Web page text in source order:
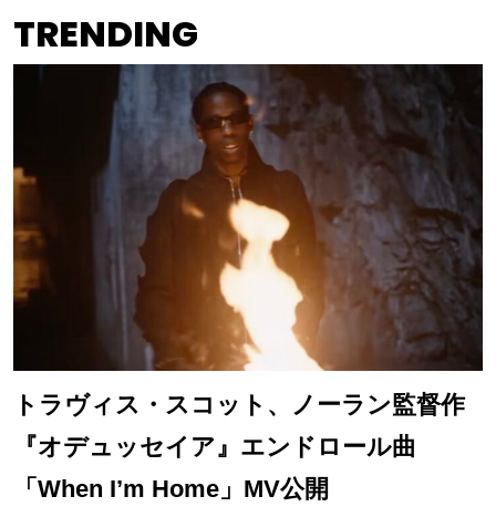
TRENDING
トラヴィス・スコット、ノーラン監督作
『オデュッセイア』エンドロール曲
「When I’m Home」MV公開